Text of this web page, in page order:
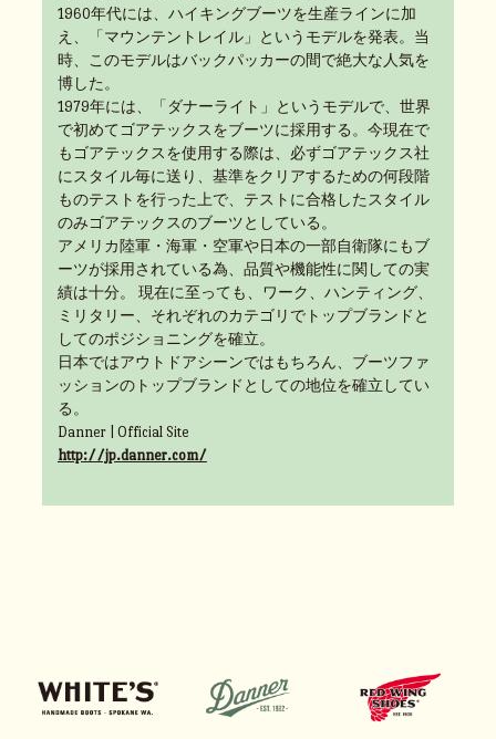
1960年代には、ハイキングブーツを生産ラインに加
え、「マウンテントレイル」というモデルを発表。当
時、このモデルはバックパッカーの間で絶大な人気を
博した。
1979年には、「ダナーライト」というモデルで、世界
で初めてゴアテックスをブーツに採用する。今現在で
もゴアテックスを使用する際は、必ずゴアテックス社
にスタイル毎に送り、基準をクリアするための何段階
ものテストを行った上で、テストに合格したスタイル
のみゴアテックスのブーツとしている。
アメリカ陸軍・海軍・空軍や日本の一部自衛隊にもブ
ーツが採用されている為、品質や機能性に関しての実
績は十分。 現在に至っても、ワーク、ハンティング、
ミリタリー、それぞれのカテゴリでトップブランドと
してのポジショニングを確立。
日本ではアウトドアシーンではもちろん、ブーツファ
ッションのトップブランドとしての地位を確立してい
る。
Danner | Official Site
http://jp.danner.com/